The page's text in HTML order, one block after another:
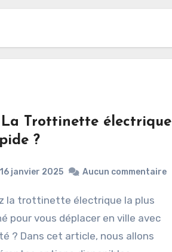
Trottinette électrique
?
16 janvier 2025 Aucun commentaire
pour vous déplacer en ville avec
? Dans cet article, nous allons